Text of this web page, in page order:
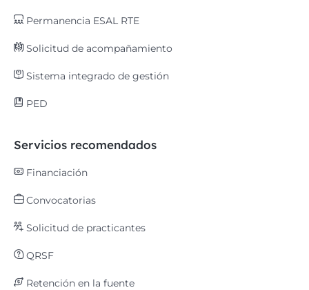
Permanencia ESAL RTE
Solicitud de acompañamiento
Sistema integrado de gestión
PED
Servicios recomendados
Financiación
Convocatorias
Solicitud de practicantes
QRSF
Retención en la fuente